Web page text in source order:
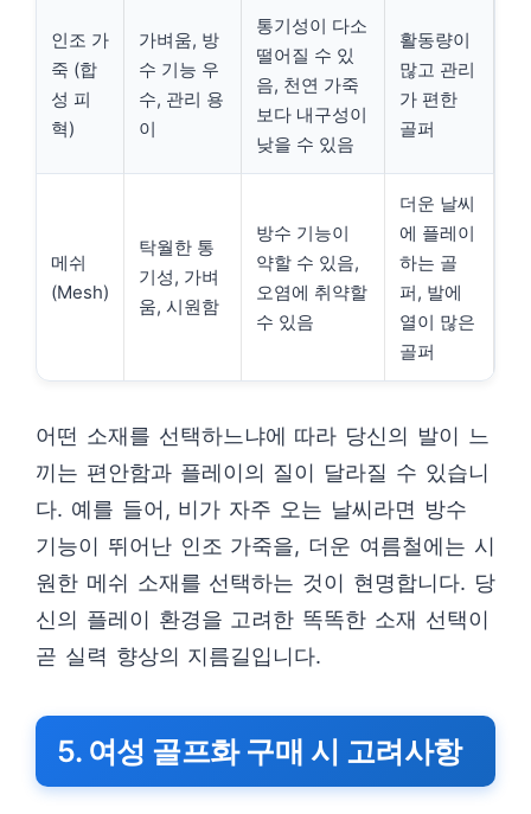
인조 가
죽 (합
성 피
혁)
가벼움, 방
수 기능 우
수, 관리 용
이
통기성이 다소
떨어질 수 있
음, 천연 가죽
보다 내구성이
낮을 수 있음
활동량이
많고 관리
가 편한
골퍼
메쉬
(Mesh)
탁월한 통
기성, 가벼
움, 시원함
방수 기능이
약할 수 있음,
오염에 취약할
수 있음
더운 날씨
에 플레이
하는 골
퍼, 발에
열이 많은
골퍼
어떤 소재를 선택하느냐에 따라 당신의 발이 느
끼는 편안함과 플레이의 질이 달라질 수 있습니
다. 예를 들어, 비가 자주 오는 날씨라면 방수
기능이 뛰어난 인조 가죽을, 더운 여름철에는 시
원한 메쉬 소재를 선택하는 것이 현명합니다. 당
신의 플레이 환경을 고려한 똑똑한 소재 선택이
곧 실력 향상의 지름길입니다.
5. 여성 골프화 구매 시 고려사항